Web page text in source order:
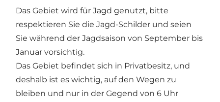
Das Gebiet wird für Jagd genutzt, bitte
respektieren Sie die Jagd-Schilder und seien
Sie während der Jagdsaison von September bis
Januar vorsichtig.
Das Gebiet befindet sich in Privatbesitz, und
deshalb ist es wichtig, auf den Wegen zu
bleiben und nur in der Gegend von 6 Uhr